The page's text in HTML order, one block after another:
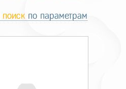
поиск по параметрам